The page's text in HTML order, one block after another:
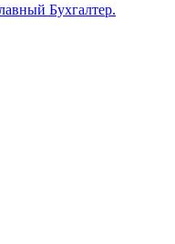
Бухгалтер.